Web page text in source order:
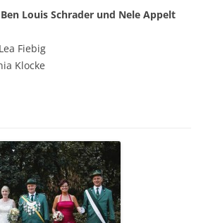
Louis Schrader und Nele Appelt
Fiebig
Klocke